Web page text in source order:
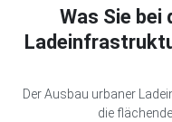
Was Sie bei
Der Ausbau urbaner
die